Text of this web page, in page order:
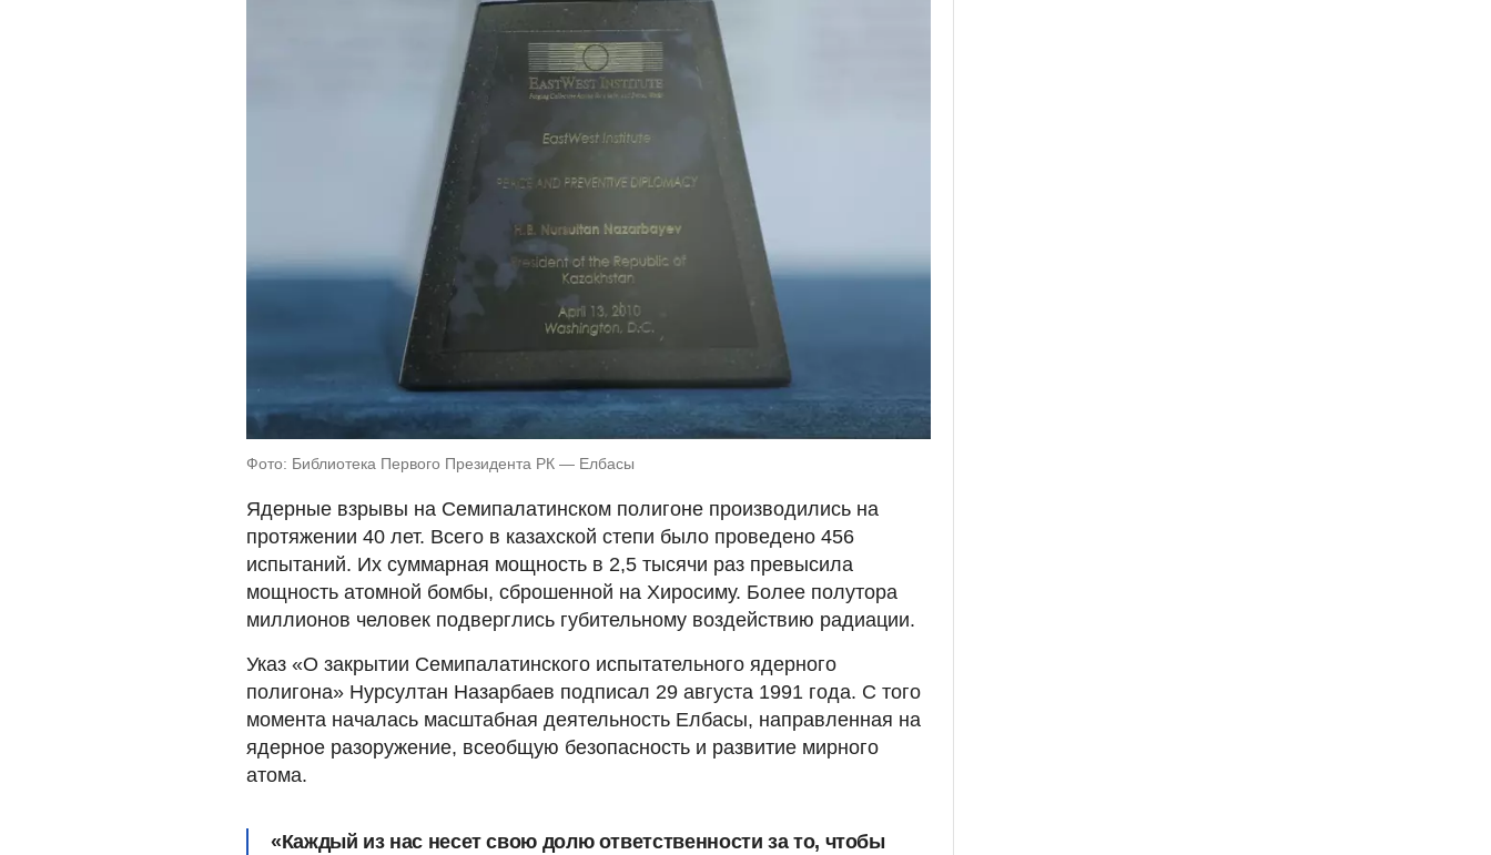
Фото: Библиотека Первого Президента РК — Елбасы
Ядерные взрывы на Семипалатинском полигоне производились на
протяжении 40 лет. Всего в казахской степи было проведено 456
испытаний. Их суммарная мощность в 2,5 тысячи раз превысила
мощность атомной бомбы, сброшенной на Хиросиму. Более полутора
миллионов человек подверглись губительному воздействию радиации.
Указ «О закрытии Семипалатинского испытательного ядерного
полигона» Нурсултан Назарбаев подписал 29 августа 1991 года. С того
момента началась масштабная деятельность Елбасы, направленная на
ядерное разоружение, всеобщую безопасность и развитие мирного
атома.
«Каждый из нас несет свою долю ответственности за то, чтобы